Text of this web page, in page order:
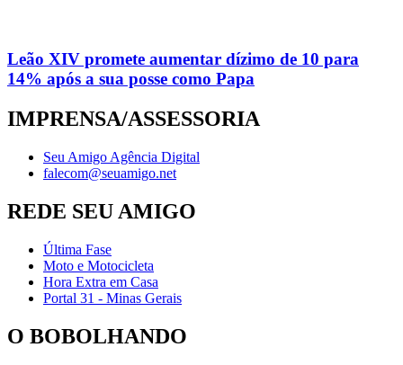
Leão XIV promete aumentar dízimo de 10 para
14% após a sua posse como Papa
IMPRENSA/ASSESSORIA
Seu Amigo Agência Digital
falecom@seuamigo.net
REDE SEU AMIGO
Última Fase
Moto e Motocicleta
Hora Extra em Casa
Portal 31 - Minas Gerais
O BOBOLHANDO